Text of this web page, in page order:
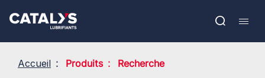
contenu
Open
EN
Accueil Produits Recherche